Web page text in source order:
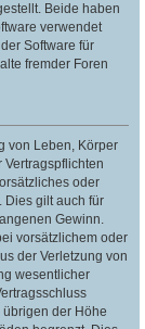
Beide haben
verwendet
Software für
fremder Foren
von Leben, Körper
oder
Dies gilt auch für
Gewinn.
vorsätzlichem oder
der Verletzung von
wesentlicher
der Höhe